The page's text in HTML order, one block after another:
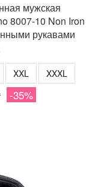
мужская
8007-10 Non Iron
рукавами
XXL XXXL
-35%